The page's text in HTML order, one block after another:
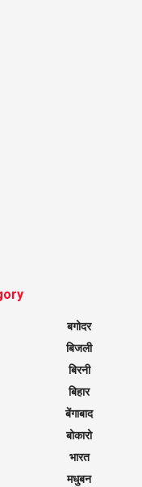
बगोदर
बिजली
बिरनी
बिहार
बेंगाबाद
बोकारो
भारत
मधुबन